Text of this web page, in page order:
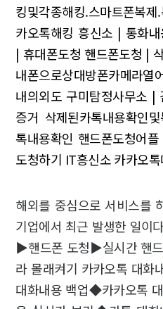
킹및각종해킹.스마트폰복
카오톡해킹 흥신소 | 통화내
| 휴대폰도청 핸드폰도청 |
내폰으로상대방폰카메라열
내의외도 구미탐정사무소 |
증거 삭제된카톡내용확인
톡내용확인 핸드폰도청어
도청하기 IT흥신소 카카오
해외를 중심으로 서비스를
기업에서 최근 발생한 일이
▶핸드폰 도청▶실시간 핸
라 몰래켜기 카카오톡 대
대화내용 백업◆카카오톡